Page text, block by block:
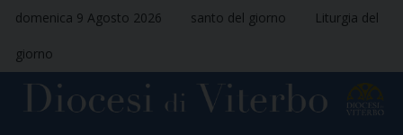
domenica 9 Agosto 2026 santo del giorno Liturgia del
giorno